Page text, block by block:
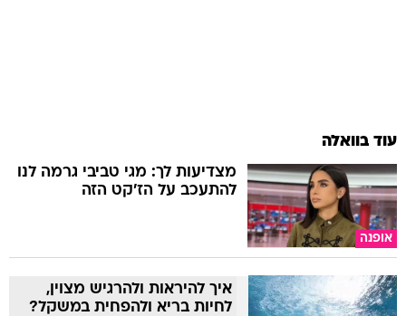
עוד בוואלה
אופנה
מצדיעות לך: מגי טביבי גרמה לנו
להתעכב על הז'קט הזה
איך להיראות ולהרגיש מצוין,
לחיות בריא ולהפחית במשקל?